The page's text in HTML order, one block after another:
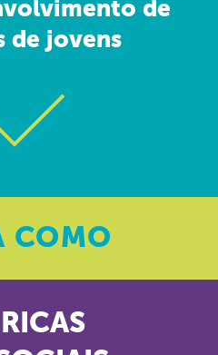
de
de jovens
COMO